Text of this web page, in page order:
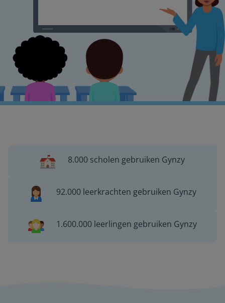
8.000 scholen gebruiken Gynzy
92.000 leerkrachten gebruiken Gynzy
1.600.000 leerlingen gebruiken Gynzy